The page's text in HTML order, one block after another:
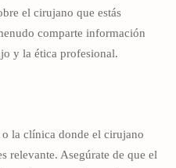
el cirujano que estás
comparte información
y la ética profesional.
la clínica donde el cirujano
relevante. Asegúrate de que el